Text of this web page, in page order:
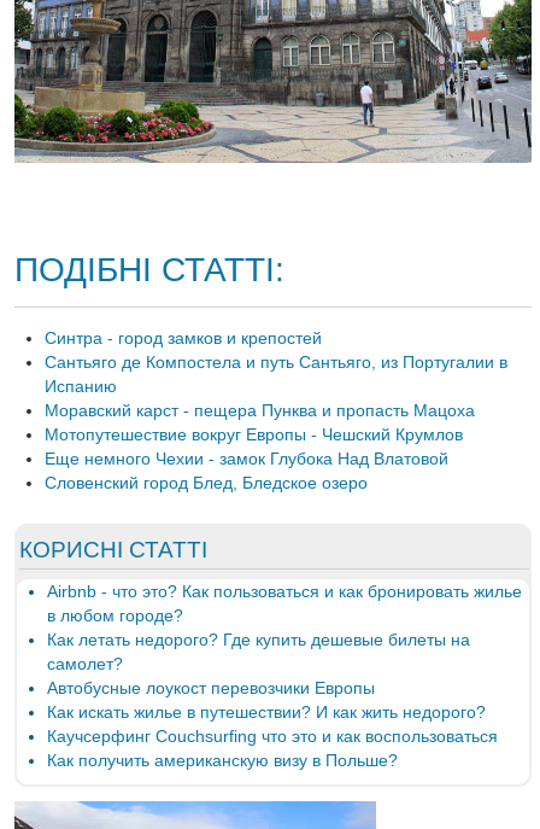
ПОДІБНІ СТАТТІ:
Синтра - город замков и крепостей
Сантьяго де Компостела и путь Сантьяго, из Португалии в
Испанию
Моравский карст - пещера Пунква и пропасть Мацоха
Мотопутешествие вокруг Европы - Чешский Крумлов
Еще немного Чехии - замок Глубока Над Влатовой
Словенский город Блед, Бледское озеро
КОРИСНІ СТАТТІ
Airbnb - что это? Как пользоваться и как бронировать жилье
в любом городе?
Как летать недорого? Где купить дешевые билеты на
самолет?
Автобусные лоукост перевозчики Европы
Как искать жилье в путешествии? И как жить недорого?
Каучсерфинг Couchsurfing что это и как воспользоваться
Как получить американскую визу в Польше?